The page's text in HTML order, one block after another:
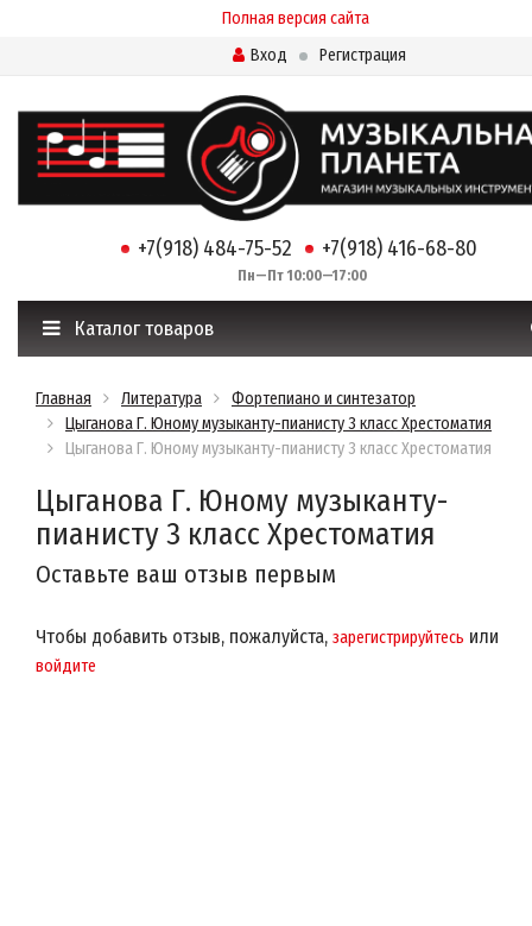
Полная версия сайта
Вход
Регистрация
+7(918) 484-75-52 +7(918) 416-68-80
Пн—Пт 10:00—17:00
Каталог товаров
Главная Литература
Фортепиано и синтезатор
Цыганова Г. Юному музыканту-пианисту 3 класс Хрестоматия
Цыганова Г. Юному музыканту-пианисту 3 класс Хрестоматия
Цыганова Г. Юному музыканту-
пианисту 3 класс Хрестоматия
Оставьте ваш отзыв первым
Чтобы добавить отзыв, пожалуйста, зарегистрируйтесь или
войдите